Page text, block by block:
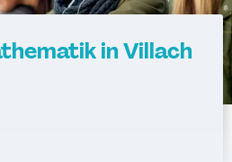
in Villach